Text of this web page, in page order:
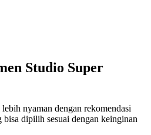
Studio Super
nyaman dengan rekomendasi
bisa dipilih sesuai dengan keinginan